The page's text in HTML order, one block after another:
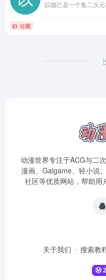
谷圈
动漫世界专注于ACG与二
漫画、Galgame、轻小说
社区等优质网站，帮助用
关于我们 搜索教